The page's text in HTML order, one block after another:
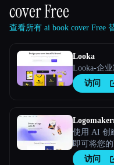
cover Free
查看所有 ai book cover Free
Looka
Looka-企
访问
使用 AI 创
即可将您
体！访问